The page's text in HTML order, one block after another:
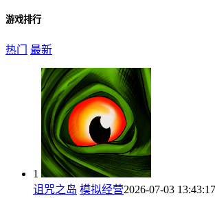
游戏排行
热门 最新
1
诅咒之岛 模拟经营2026-07-03 13:43:17